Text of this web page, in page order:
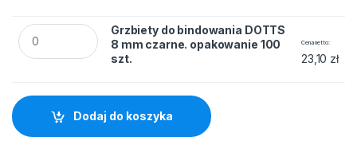
Grzbiety do bindowania DOTTS 8 mm czarne. opakowanie
Grzbiety do bindowania DOTTS
8 mm czarne. opakowanie 100
szt.
Cena netto
23,10 zł
Dodaj do koszyka